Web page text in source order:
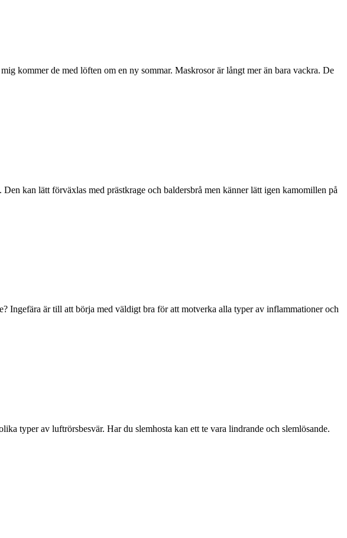
kommer de med löften om en ny sommar. Maskrosor är långt mer än bara vackra. De
kan lätt förväxlas med prästkrage och baldersbrå men känner lätt igen kamomillen på
Ingefära är till att börja med väldigt bra för att motverka alla typer av inflammationer och
typer av luftrörsbesvär. Har du slemhosta kan ett te vara lindrande och slemlösande.